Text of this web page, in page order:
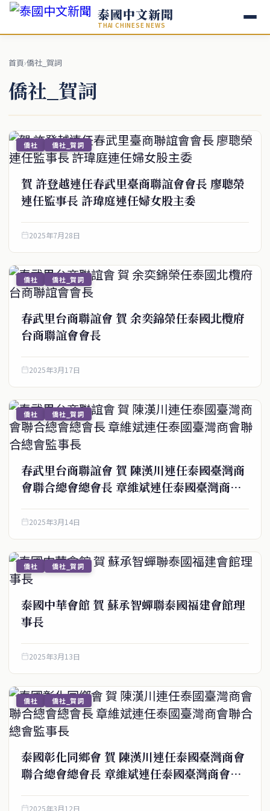
泰國中文新聞
THAI CHINESE NEWS
首頁›僑社_賀詞
僑社_賀詞
僑社 僑社_賀詞
賀 許登越連任春武里臺商聯誼會會長 廖聰榮
連任監事長 許瑋庭連任婦女股主委
2025年7月28日
僑社 僑社_賀詞
春武里台商聯誼會 賀 余奕錦榮任泰國北欖府
台商聯誼會會長
2025年3月17日
僑社 僑社_賀詞
春武里台商聯誼會 賀 陳漢川連任泰國臺灣商
會聯合總會總會長 章維斌連任泰國臺灣商會
2025年3月14日
僑社 僑社_賀詞
泰國中華會館 賀 蘇承智蟬聯泰國福建會館理
事長
2025年3月13日
僑社 僑社_賀詞
泰國彰化同鄉會 賀 陳漢川連任泰國臺灣商會
聯合總會總會長 章維斌連任泰國臺灣商會聯
2025年3月12日
泰國中文新聞（TCN）是一家總部設於曼谷的中文新聞媒體，致力於
報導泰國當地政治、經濟、華人社群與社會時事，為在泰華人讀者提
供即時、客觀、多元的中文新聞內容。
service@thaichinesenews.com ↑ 回到頂端